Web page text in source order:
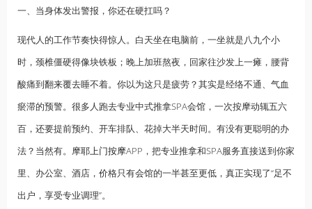
一、当身体发出警报，你还在硬扛吗？
现代人的工作节奏快得惊人。白天坐在电脑前，一坐就是八九个小
时，颈椎僵硬得像块铁板；晚上加班熬夜，回家往沙发上一瘫，腰背
酸痛到翻来覆去睡不着。你以为这只是疲劳？其实是经络不通、气血
瘀滞的预警。很多人跑去专业中式推拿SPA会馆，一次按摩动辄五六
百，还要提前预约、开车排队、花掉大半天时间。有没有更聪明的办
法？当然有。摩耶上门按摩APP，把专业推拿和SPA服务直接送到你家
里、办公室、酒店，价格只有会馆的一半甚至更低，真正实现了“足不
出户，享受专业调理”。